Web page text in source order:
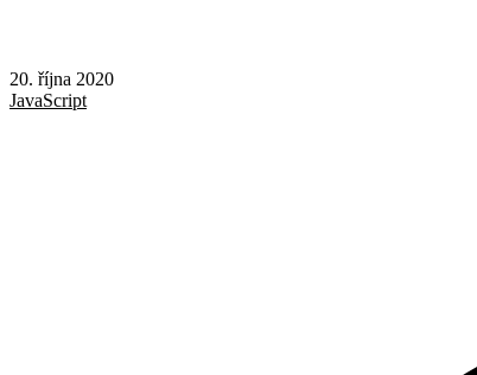
20. října 2020
JavaScript